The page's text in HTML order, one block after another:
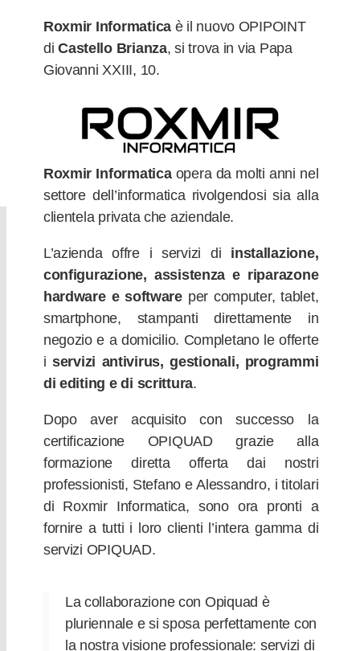
Roxmir Informaticaè il nuovo OPIPOINT
diCastello Brianza, si trova in via Papa
Giovanni XXIII, 10.
Roxmir Informatica opera da molti anni nel
settore dell’informatica rivolgendosi sia alla
clientela privata che aziendale.
L’azienda offre i servizi di installazione,
configurazione, assistenza e riparazone
hardware e softwareper computer, tablet,
smartphone, stampanti direttamente in
negozio e a domicilio. Completano le offerte
iservizi antivirus, gestionali, programmi
di editing e di scrittura.
Dopo aver acquisito con successo la
certificazione OPIQUAD grazie alla
formazione diretta offerta dai nostri
professionisti, Stefano e Alessandro, i titolari
di Roxmir Informatica, sono ora pronti a
fornire a tutti i loro clienti l’intera gamma di
servizi OPIQUAD.
La collaborazione con Opiquad è
pluriennale e si sposa perfettamente con
la nostra visione professionale: servizi di